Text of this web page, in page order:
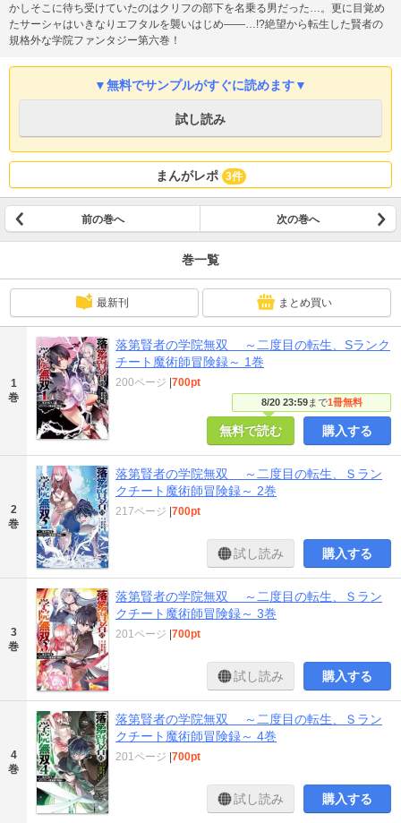
かしそこに待ち受けていたのはクリフの部下を名乗る男だった…。更に目覚め
たサーシャはいきなりエフタルを襲いはじめ――…!?絶望から転生した賢者の
規格外な学院ファンタジー第六巻！
▼無料でサンプルがすぐに読めます▼
試し読み
まんがレポ 3件
前の巻へ 次の巻へ
巻一覧
最新刊 まとめ買い
1
巻
落第賢者の学院無双 ～二度目の転生、Sランク
チート魔術師冒険録～ 1巻
8/20 23:59まで1冊無料
200ページ 700pt
無料で読む 購入する
2
巻
落第賢者の学院無双 ～二度目の転生、Ｓラン
クチート魔術師冒険録～ 2巻
217ページ 700pt
試し読み 購入する
3
巻
落第賢者の学院無双 ～二度目の転生、Ｓラン
クチート魔術師冒険録～ 3巻
201ページ 700pt
試し読み 購入する
4
巻
落第賢者の学院無双 ～二度目の転生、Ｓラン
クチート魔術師冒険録～ 4巻
201ページ 700pt
試し読み 購入する